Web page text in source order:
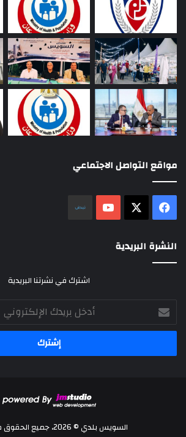
مواقع التواصل الاجتماعي
فيسبوك ‫YouTube
النشرة البريدية
اشترك في نشرتنا البريدية
أدخل
بريدك
الإلكتروني
السويس بلدي © 2026، جميع الحقوق محفوظة